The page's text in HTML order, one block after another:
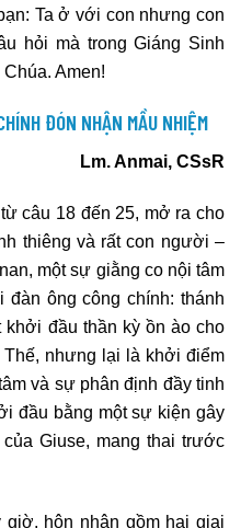
Ta ở với con nhưng con
hỏi mà trong Giáng Sinh
Amen!
ĐÓN NHẬN MẦU NHIỆM
Lm. Anmai, CSsR
câu 18 đến 25, mở ra cho
thiêng và rất con người –
một sự giằng co nội tâm
ông công chính: thánh
đầu thần kỳ ồn ào cho
nhưng lại là khởi điểm
và sự phân định đầy tinh
đầu bằng một sự kiện gây
Giuse, mang thai trước
hôn nhân gồm hai giai